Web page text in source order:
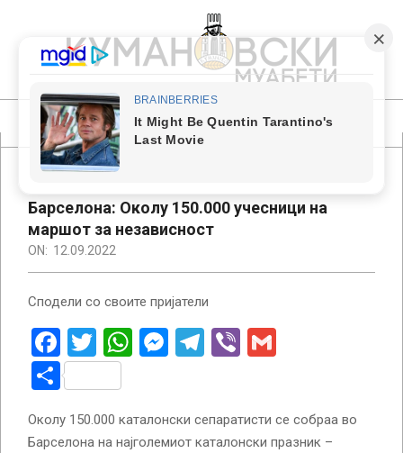
content
КУМАНОВСКИ
МУАБЕТИ
Primary
Navigation
Барселона: Околу 150.000 учесници на
маршот за независност
ON: 12.09.2022
Сподели со своите пријатели
Facebook
Twitter
WhatsApp
Messenger
Telegram
Viber
Share
Околу 150.000 каталонски сепаратисти се собраа во
Барселона на најголемиот каталонски празник –